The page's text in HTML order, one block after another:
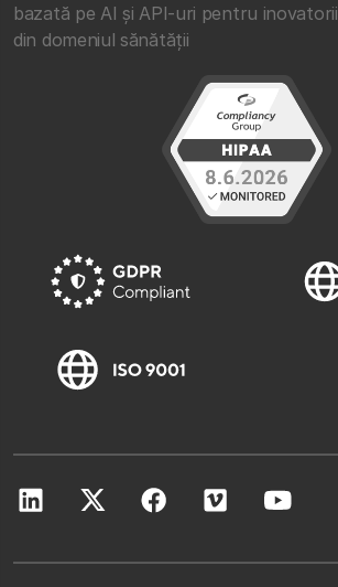
bazată pe AI și API-uri pentru inovatorii
din domeniul sănătății